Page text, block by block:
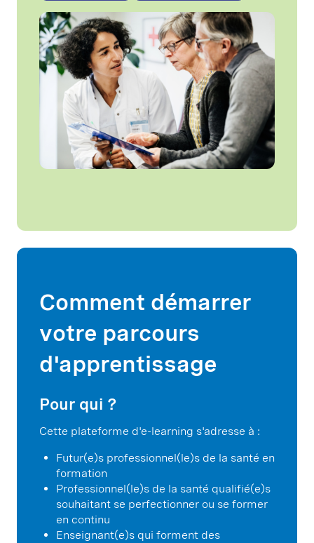
Comment démarrer
votre parcours
d'apprentissage
Pour qui ?
Cette plateforme d'e-learning s'adresse à :
Futur(e)s professionnel(le)s de la santé en
formation
Professionnel(le)s de la santé qualifié(e)s
souhaitant se perfectionner ou se former
en continu
Enseignant(e)s qui forment des